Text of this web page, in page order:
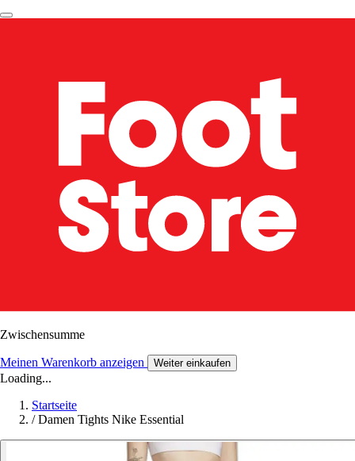
Zwischensumme
Meinen Warenkorb anzeigen Weiter einkaufen
Loading...
Startseite
/ Damen Tights Nike Essential